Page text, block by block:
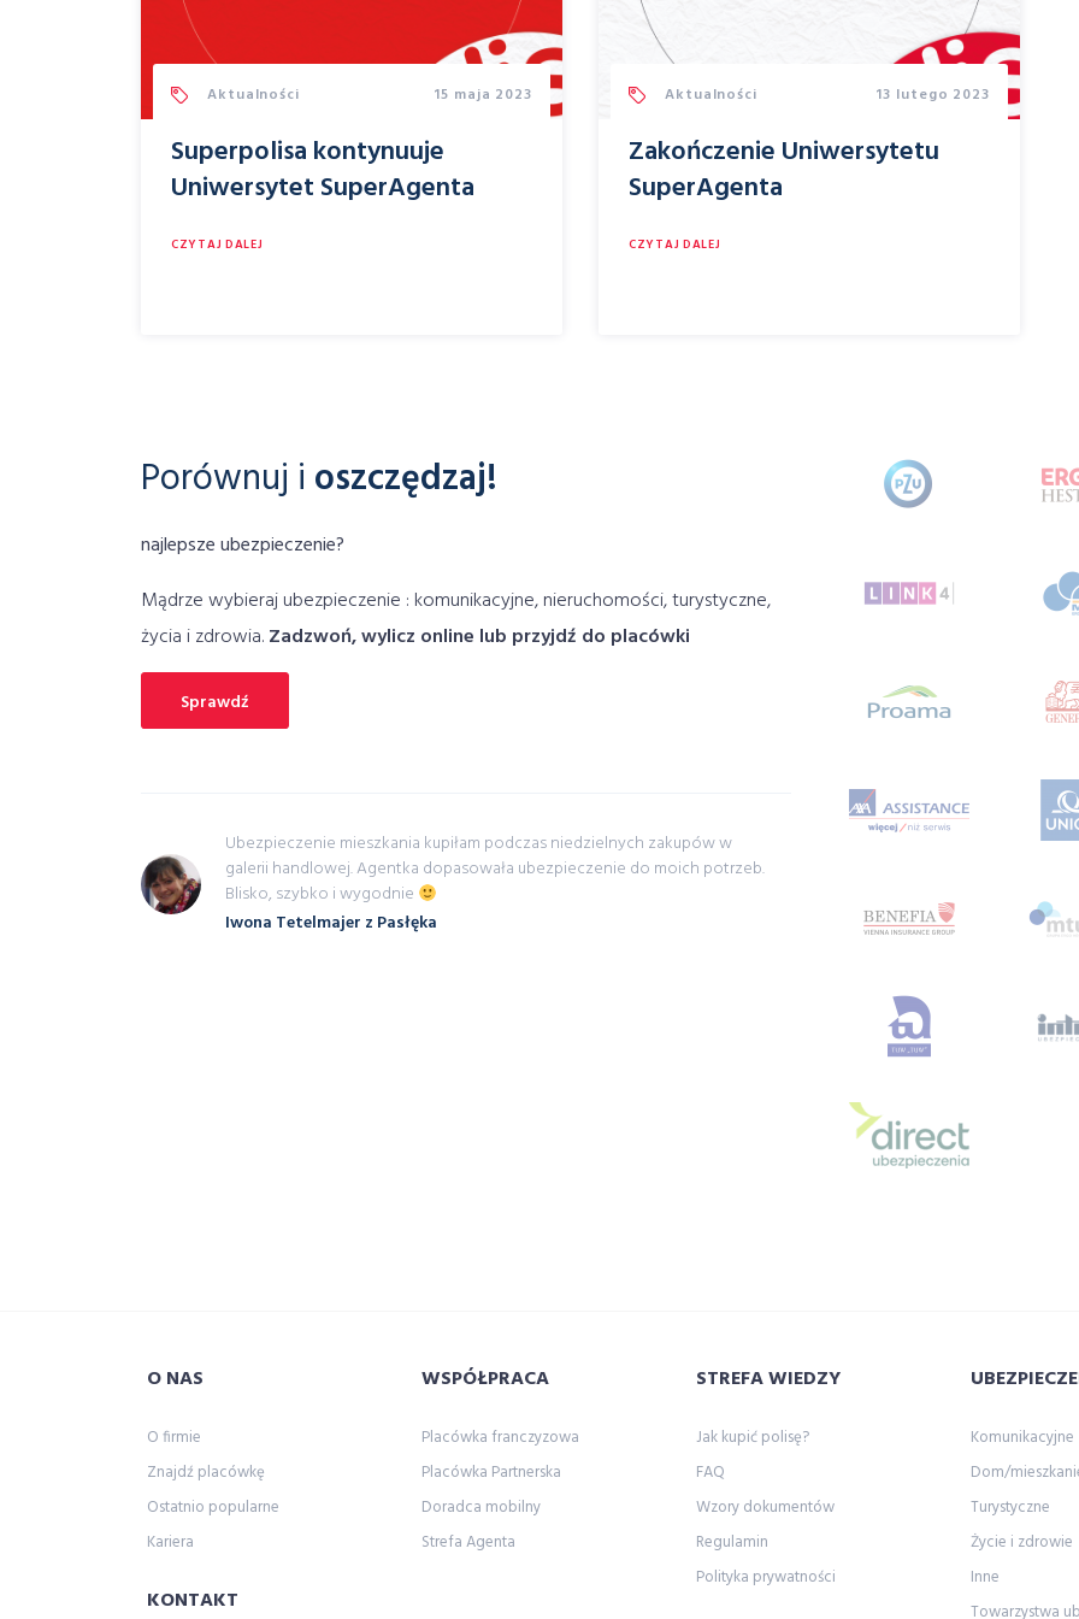
Aktualności 15 maja 2023
Superpolisa kontynuuje
Uniwersytet SuperAgenta
CZYTAJ DALEJ
Aktualności 13 lutego 2023
Zakończenie Uniwersytetu
SuperAgenta
CZYTAJ DALEJ
Porównuj i oszczędzaj!
najlepsze ubezpieczenie?
Mądrze wybieraj ubezpieczenie : komunikacyjne, nieruchomości, turystyczne,
życia i zdrowia.Zadzwoń, wylicz online lub przyjdź do placówki
Sprawdź
Ubezpieczenie mieszkania kupiłam podczas niedzielnych zakupów w
galerii handlowej. Agentka dopasowała ubezpieczenie do moich potrzeb.
Blisko, szybko i wygodnie
Iwona Tetelmajer z Pasłęka
Szukając
proponował
Alicja Żuławska z
O NAS
O firmie
Znajdź placówkę
Ostatnio popularne
Kariera
KONTAKT
WSPÓŁPRACA
Placówka franczyzowa
Placówka Partnerska
Doradca mobilny
Strefa Agenta
STREFA WIEDZY
Jak kupić polisę?
FAQ
Wzory dokumentów
Regulamin
Polityka prywatności
Komunikacyjne
Dom/
Turystyczne
Życie i zdrowie
Inne
Towarzystwa